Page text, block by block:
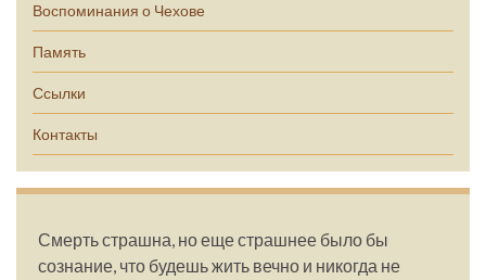
Воспоминания о Чехове
Память
Ссылки
Контакты
Смерть страшна, но еще страшнее было бы
сознание, что будешь жить вечно и никогда не